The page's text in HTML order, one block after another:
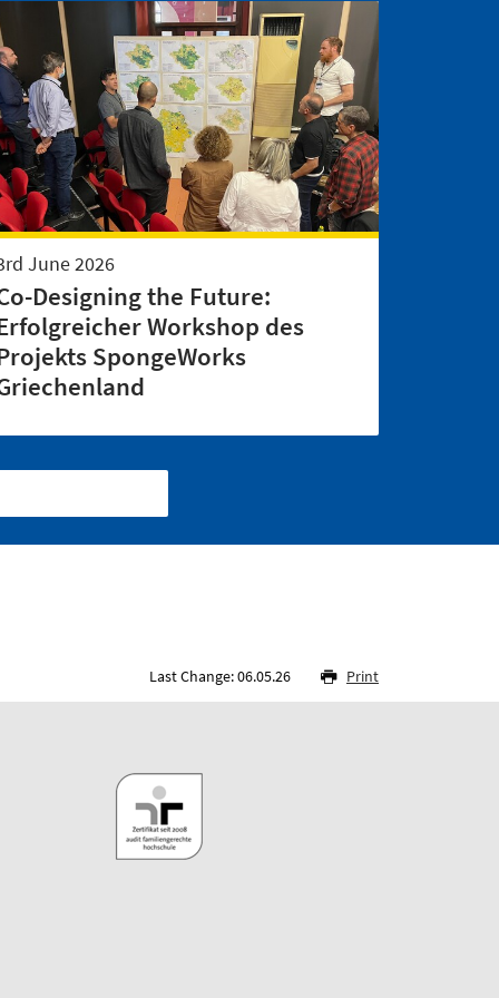
June 2026
Designing the Future:
Workshop des
SpongeWorks
Last Change: 06.05.26 Print